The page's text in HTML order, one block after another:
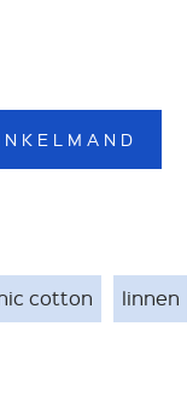
cotton linnen